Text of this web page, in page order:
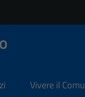
Vivere il